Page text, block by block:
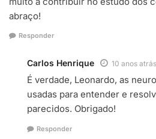
abraço!
Responder
Carlos Henrique 10 anos atrás
É verdade, Leonardo, as
usadas para entender e
parecidos. Obrigado!
Responder